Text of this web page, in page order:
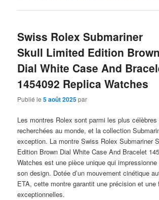
Swiss Rolex Submariner
Skull Limited Edition Brown
Dial White Case And
1454092 Replica Watches
Publié le5 août 2025par
Les montres Rolex sont parmi les plus
recherchées au monde, et la collection
exception. La montre Swiss Rolex Submariner
Edition Brown Dial White Case And Bracelet
Watches est une pièce unique qui
son design. Dotée d’un mouvement cinétique
ETA, cette montre garantit une précision et une
exceptionnelles.